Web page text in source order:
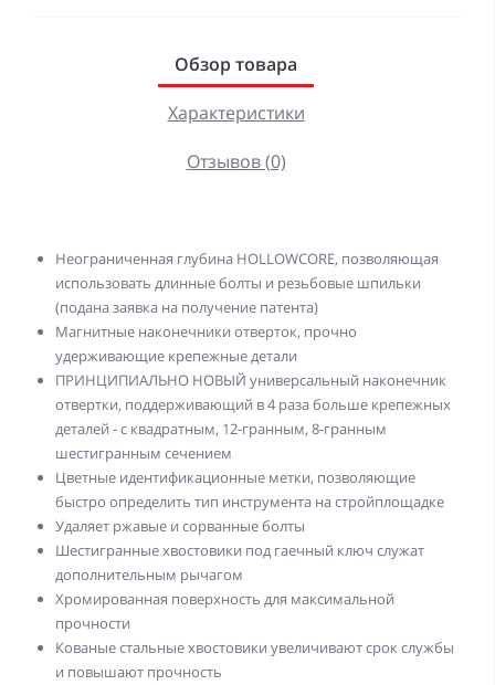
Обзор товара
Характеристики
Отзывов (0)
Неограниченная глубина HOLLOWCORE, позволяющая
использовать длинные болты и резьбовые шпильки
(подана заявка на получение патента)
Магнитные наконечники отверток, прочно
удерживающие крепежные детали
ПРИНЦИПИАЛЬНО НОВЫЙ универсальный наконечник
отвертки, поддерживающий в 4 раза больше крепежных
деталей - с квадратным, 12-гранным, 8-гранным
шестигранным сечением
Цветные идентификационные метки, позволяющие
быстро определить тип инструмента на стройплощадке
Удаляет ржавые и сорванные болты
Шестигранные хвостовики под гаечный ключ служат
дополнительным рычагом
Хромированная поверхность для максимальной
прочности
Кованые стальные хвостовики увеличивают срок службы
и повышают прочность